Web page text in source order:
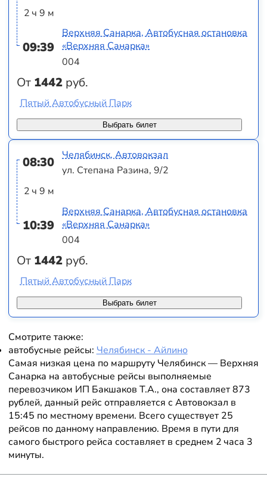
2 ч 9 м
09:39
От 1442 руб.
Верхняя Санарка, Автобусная остановка
«Верхняя Санарка»
004
Выбрать билет
Пятый Автобусный Парк
08:30
2 ч 9 м
10:39
От 1442 руб.
Челябинск, Автовокзал
ул. Степана Разина, 9/2
Верхняя Санарка, Автобусная остановка
«Верхняя Санарка»
004
Выбрать билет
Пятый Автобусный Парк
Смотрите также:
автобусные рейсы: Челябинск - Айлино
Самая низкая цена по маршруту Челябинск — Верхняя
Санарка на автобусные рейсы выполняемые
перевозчиком ИП Бакшаков Т.А., она составляет 873
рублей, данный рейс отправляется с Автовокзал в
15:45 по местному времени. Всего существует 25
рейсов по данному направлению. Время в пути для
самого быстрого рейса составляет в среднем 2 часа 3
минуты.